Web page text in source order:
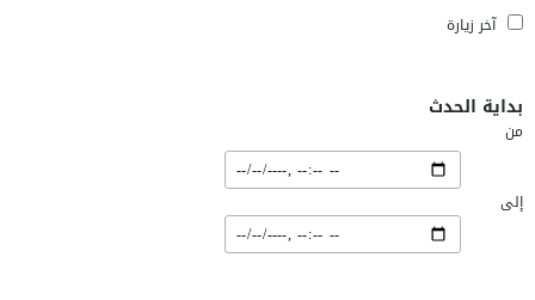
آخر زيارة
بداية الحدث
من
إلى